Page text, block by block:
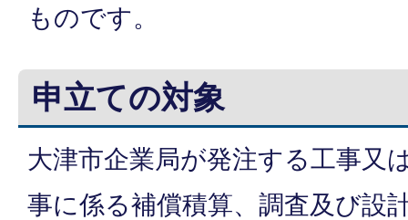
ものです。
申立ての対象
大津市企業局が発注する工事又
事に係る補償積算、調査及び設